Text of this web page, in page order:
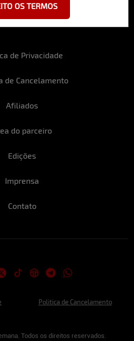
OS TERMOS
de Privacidade
de Cancelamento
Afiliados
do parceiro
Edições
Imprensa
Contato
Politica de Cancelamento
Todos os direitos reservados.